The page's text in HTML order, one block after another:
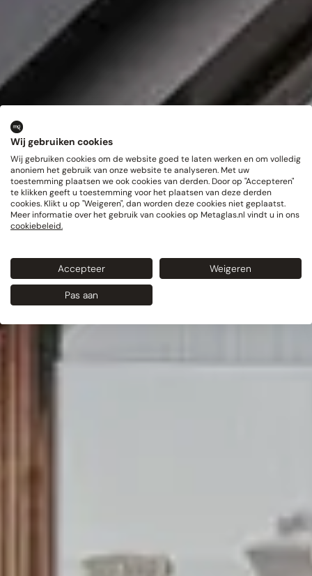
Wij gebruiken cookies
Wij gebruiken cookies om de website goed te laten werken en om volledig
anoniem het gebruik van onze website te analyseren. Met uw
toestemming plaatsen we ook cookies van derden. Door op "Accepteren"
te klikken geeft u toestemming voor het plaatsen van deze derden
cookies. Klikt u op "Weigeren", dan worden deze cookies niet geplaatst.
Meer informatie over het gebruik van cookies op Metaglas.nl vindt u in ons
cookiebeleid.
Accepteer Weigeren
Pas aan